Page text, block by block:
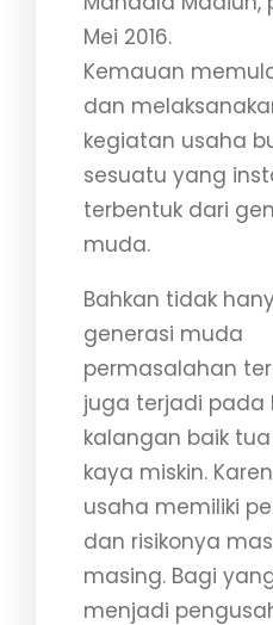
Mei 2016.
Kemauan
dan
kegiatan usaha
sesuatu yang
terbentuk dari
muda.
Bahkan tidak
generasi muda
permasalahan
juga terjadi pada
kalangan baik
kaya miskin.
usaha memiliki
dan risikonya
masing. Bagi
menjadi